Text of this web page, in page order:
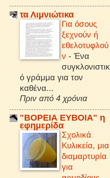
τα Λιμνιώτικα
Για όσους
ξεχνούν ή
εθελοτυφλού
ν - Ένα
συγκλονιστικ
ό γράμμα για τον
καθένα...
Πριν από 4 χρόνια
"ΒΟΡΕΙΑ ΕΥΒΟΙΑ" η
εφημερίδα
Σχολικά
Κυλικεία, μια
διαμαρτυρία
για